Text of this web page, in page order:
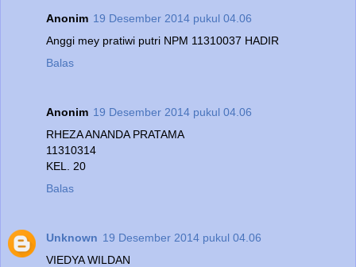
Anonim 19 Desember 2014 pukul 04.06
Anggi mey pratiwi putri NPM 11310037 HADIR
Balas
Anonim 19 Desember 2014 pukul 04.06
RHEZA ANANDA PRATAMA
11310314
KEL. 20
Balas
Unknown 19 Desember 2014 pukul 04.06
VIEDYA WILDAN